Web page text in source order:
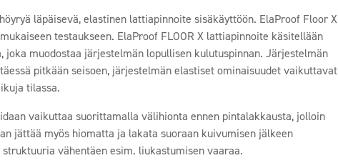
läpäisevä, elastinen lattiapinnoite sisäkäyttöön. ElaProof Floor X
testaukseen. ElaProof FLOOR X lattiapinnoite käsitellään
joka muodostaa järjestelmän lopullisen kulutuspinnan. Järjestelmän
pitkään seisoen, järjestelmän elastiset ominaisuudet vaikuttavat
tilassa.
vaikuttaa suorittamalla välihionta ennen pintalakkausta, jolloin
jättää myös hiomatta ja lakata suoraan kuivumisen jälkeen
vähentäen esim. liukastumisen vaaraa.